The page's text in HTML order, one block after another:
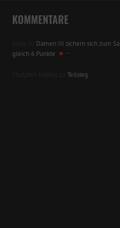
KOMMENTARE
Damen III sichern sich zum
gleich 6 Punkte
Teilsieg